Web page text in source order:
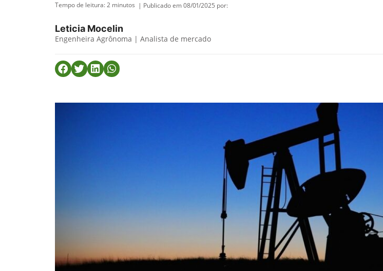
Tempo de leitura:2 minutos | Publicado em 08/01/2025 por:
Leticia Mocelin
Engenheira Agrônoma | Analista de mercado